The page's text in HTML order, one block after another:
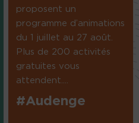
proposent un
programme d’animations
du 1 juillet au 27 août.
Plus de 200 activités
gratuites vous
attendent....
#Audenge